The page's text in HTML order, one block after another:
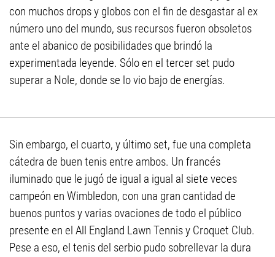
con muchos drops y globos con el fin de desgastar al ex
número uno del mundo, sus recursos fueron obsoletos
ante el abanico de posibilidades que brindó la
experimentada leyende. Sólo en el tercer set pudo
superar a Nole, donde se lo vio bajo de energías.
Sin embargo, el cuarto, y último set, fue una completa
cátedra de buen tenis entre ambos. Un francés
iluminado que le jugó de igual a igual al siete veces
campeón en Wimbledon, con una gran cantidad de
buenos puntos y varias ovaciones de todo el público
presente en el All England Lawn Tennis y Croquet Club.
Pese a eso, el tenis del serbio pudo sobrellevar la dura